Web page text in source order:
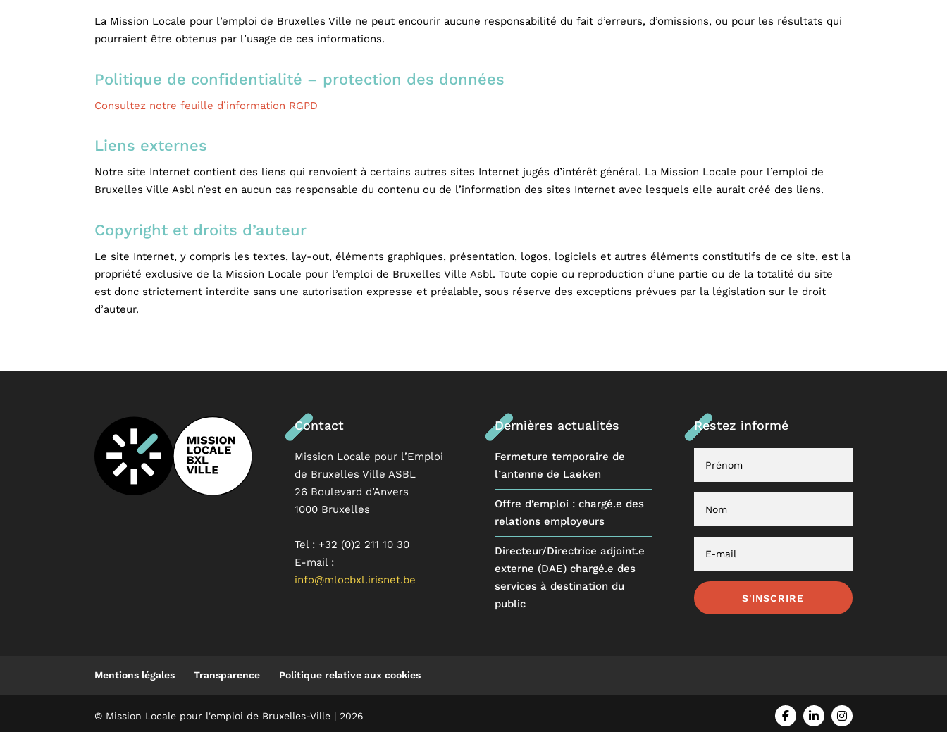
La Mission Locale pour l’emploi de Bruxelles Ville ne peut encourir aucune responsabilité du fait d’erreurs, d’omissions, ou pour les résultats qui
pourraient être obtenus par l’usage de ces informations.
Politique de confidentialité – protection des données
Consultez notre feuille d’information RGPD
Liens externes
Notre site Internet contient des liens qui renvoient à certains autres sites Internet jugés d’intérêt général. La Mission Locale pour l’emploi de
Bruxelles Ville Asbl n’est en aucun cas responsable du contenu ou de l’information des sites Internet avec lesquels elle aurait créé des liens.
Copyright et droits d’auteur
Le site Internet, y compris les textes, lay-out, éléments graphiques, présentation, logos, logiciels et autres éléments constitutifs de ce site, est la
propriété exclusive de la Mission Locale pour l’emploi de Bruxelles Ville Asbl. Toute copie ou reproduction d’une partie ou de la totalité du site
est donc strictement interdite sans une autorisation expresse et préalable, sous réserve des exceptions prévues par la législation sur le droit
d’auteur.
Contact
Mission Locale pour l’Emploi
de Bruxelles Ville ASBL
26 Boulevard d’Anvers
1000 Bruxelles
Tel : +32 (0)2 211 10 30
E-mail :
info@mlocbxl.irisnet.be
Dernières actualités
Fermeture temporaire de
l’antenne de Laeken
Offre d’emploi : chargé.e des
relations employeurs
Directeur/Directrice adjoint.e
externe (DAE) chargé.e des
services à destination du
public
Restez informé
S'INSCRIRE
Mentions légales Transparence Politique relative aux cookies
© Mission Locale pour l'emploi de Bruxelles-Ville | 2026